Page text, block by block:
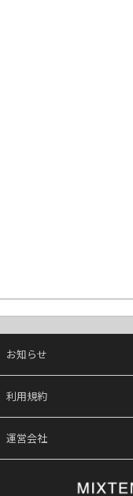
お知らせ
利用規約
運営会社